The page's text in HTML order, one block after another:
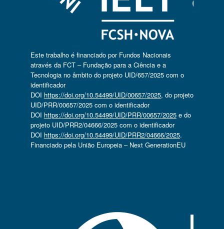
Este trabalho é financiado por Fundos Nacionais
através da FCT – Fundação para a Ciência e a
Tecnologia no âmbito do projeto UID/657/2025 com o
identificador
DOI https://doi.org/10.54499/UID/00657/2025, do projeto
UID/PRR/00657/2025 com o identificador
DOI https://doi.org/10.54499/UID/PRR/00657/2025e do
projeto UID/PRR2/04666/2025 com o identificador
DOI https://doi.org/10.54499/UID/PRR2/04666/2025.
Financiado pela União Europeia – Next GenerationEU